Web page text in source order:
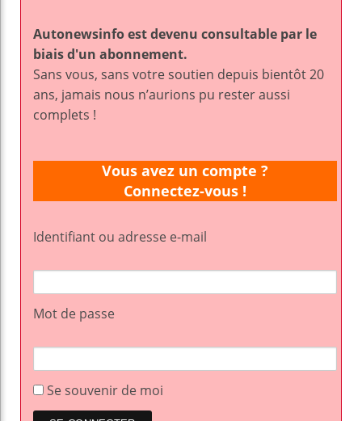
Autonewsinfo est devenu consultable par le
biais d'un abonnement.
Sans vous, sans votre soutien depuis bientôt 20
ans, jamais nous n’aurions pu rester aussi
complets !
Vous avez un compte ?
Connectez-vous !
Identifiant ou adresse e-mail
Mot de passe
Se souvenir de moi